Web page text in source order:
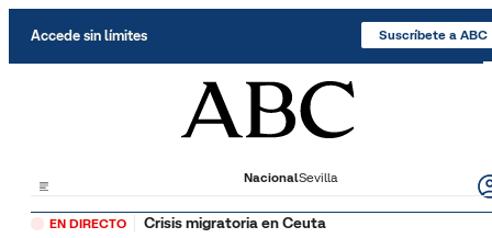
Accede sin límites Suscríbete a ABC
NacionalSevilla
EN DIRECTO Crisis migratoria en Ceuta